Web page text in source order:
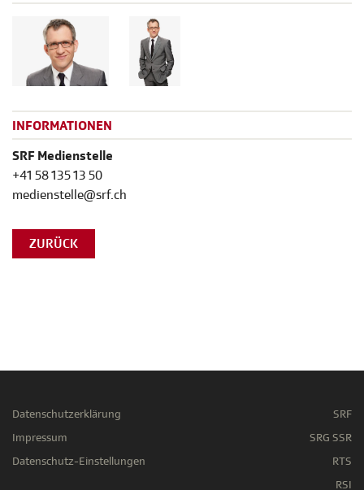
INFORMATIONEN
SRF Medienstelle
+41 58 135 13 50
medienstelle@srf.ch
ZURÜCK
Datenschutzerklärung
Impressum
Datenschutz-Einstellungen
SRF
SRG SSR
RTS
RSI